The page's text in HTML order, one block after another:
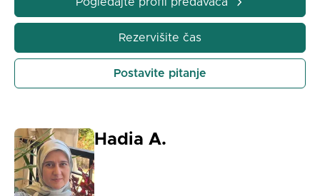
okruženju. Ovde sam da vam pomognem da
postignete svoje ciljeve glatko i sa
Rezervišite čas
Postavite pitanje
Hadia A.